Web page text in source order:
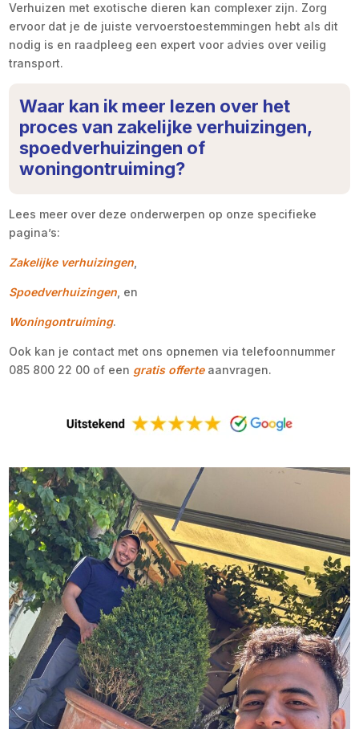
Verhuizen met exotische dieren kan complexer zijn. Zorg
ervoor dat je de juiste vervoerstoestemmingen hebt als dit
nodig is en raadpleeg een expert voor advies over veilig
transport.
Waar kan ik meer lezen over het
proces van zakelijke verhuizingen,
spoedverhuizingen of
woningontruiming?
Lees meer over deze onderwerpen op onze specifieke
pagina’s:
Zakelijke verhuizingen
Spoedverhuizingen , en
Woningontruiming.
Ook kan je contact met ons opnemen via telefoonnummer
085 800 22 00 of een gratis offerteaanvragen.